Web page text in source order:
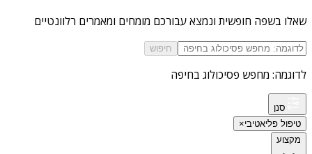
שאלו בשפה חופשית ונמצא עבורכם מומחים ומאמרים רלוונטיים
חיפוש
לדוגמה: מחפש פסיכולוג בחיפה
סנן
טיפול פליאטיבי×
מקצוע